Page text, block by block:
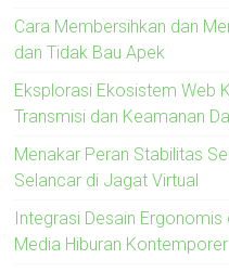
Cara Membersihkan dan
dan Tidak Bau Apek
Eksplorasi Ekosistem Web
Transmisi dan Keamanan
Menakar Peran Stabilitas
Selancar di Jagat Virtual
Integrasi Desain
Media Hiburan Kontemporer